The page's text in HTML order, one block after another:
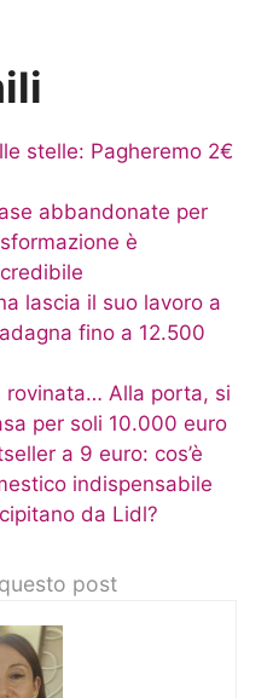
stelle: Pagheremo 2€
abbandonate per
è
lascia il suo lavoro a
fino a 12.500
rovinata… Alla porta, si
per soli 10.000 euro
a 9 euro: cos’è
indispensabile
da Lidl?
post